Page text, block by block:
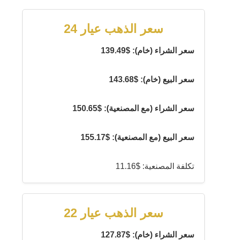
سعر الذهب عيار 24
سعر الشراء (خام): $139.49
سعر البيع (خام): $143.68
سعر الشراء (مع المصنعية): $150.65
سعر البيع (مع المصنعية): $155.17
تكلفة المصنعية: $11.16
سعر الذهب عيار 22
سعر الشراء (خام): $127.87